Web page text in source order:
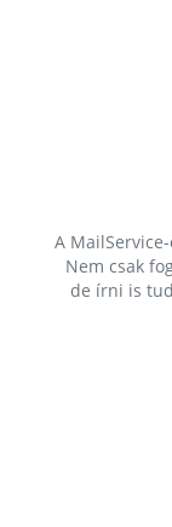
A
Nem csak
de írni is